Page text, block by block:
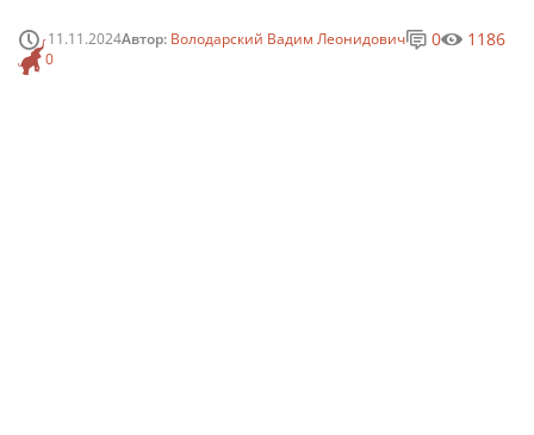
11.11.2024Автор: Володарский Вадим Леонидович
0
0 1186